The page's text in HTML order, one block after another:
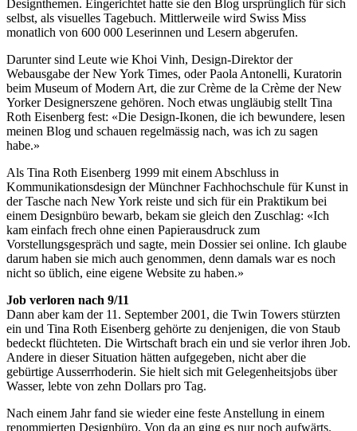
Designthemen. Eingerichtet hatte sie den Blog ursprünglich für sich
selbst, als visuelles Tagebuch. Mittlerweile wird Swiss Miss
monatlich von 600 000 Leserinnen und Lesern abgerufen.
Darunter sind Leute wie Khoi Vinh, Design-Direktor der
Webausgabe der New York Times, oder Paola Antonelli, Kuratorin
beim Museum of Modern Art, die zur Crème de la Crème der New
Yorker Designerszene gehören. Noch etwas ungläubig stellt Tina
Roth Eisenberg fest: «Die Design-Ikonen, die ich bewundere, lesen
meinen Blog und schauen regelmässig nach, was ich zu sagen
habe.»
Als Tina Roth Eisenberg 1999 mit einem Abschluss in
Kommunikationsdesign der Münchner Fachhochschule für Kunst in
der Tasche nach New York reiste und sich für ein Praktikum bei
einem Designbüro bewarb, bekam sie gleich den Zuschlag: «Ich
kam einfach frech ohne einen Papierausdruck zum
Vorstellungsgespräch und sagte, mein Dossier sei online. Ich glaube
darum haben sie mich auch genommen, denn damals war es noch
nicht so üblich, eine eigene Website zu haben.»
Job verloren nach 9/11
Dann aber kam der 11. September 2001, die Twin Towers stürzten
ein und Tina Roth Eisenberg gehörte zu denjenigen, die von Staub
bedeckt flüchteten. Die Wirtschaft brach ein und sie verlor ihren Job.
Andere in dieser Situation hätten aufgegeben, nicht aber die
gebürtige Ausserrhoderin. Sie hielt sich mit Gelegenheitsjobs über
Wasser, lebte von zehn Dollars pro Tag.
Nach einem Jahr fand sie wieder eine feste Anstellung in einem
renommierten Designbüro. Von da an ging es nur noch aufwärts.